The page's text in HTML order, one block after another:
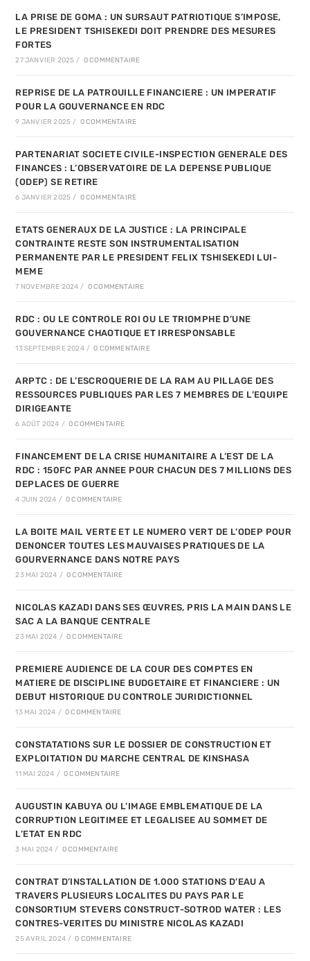
LA PRISE DE GOMA : UN SURSAUT PATRIOTIQUE S’IMPOSE,
LE PRESIDENT TSHISEKEDI DOIT PRENDRE DES MESURES
FORTES
27 JANVIER 2025 / 0 COMMENTAIRE
REPRISE DE LA PATROUILLE FINANCIERE : UN IMPERATIF
POUR LA GOUVERNANCE EN RDC
9 JANVIER 2025 / 0 COMMENTAIRE
PARTENARIAT SOCIETE CIVILE-INSPECTION GENERALE DES
FINANCES : L’OBSERVATOIRE DE LA DEPENSE PUBLIQUE
(ODEP) SE RETIRE
6 JANVIER 2025 / 0 COMMENTAIRE
ETATS GENERAUX DE LA JUSTICE : LA PRINCIPALE
CONTRAINTE RESTE SON INSTRUMENTALISATION
PERMANENTE PAR LE PRESIDENT FELIX TSHISEKEDI LUI-
MEME
7 NOVEMBRE 2024 / 0 COMMENTAIRE
RDC : OU LE CONTROLE ROI OU LE TRIOMPHE D’UNE
GOUVERNANCE CHAOTIQUE ET IRRESPONSABLE
13 SEPTEMBRE 2024 / 0 COMMENTAIRE
ARPTC : DE L’ESCROQUERIE DE LA RAM AU PILLAGE DES
RESSOURCES PUBLIQUES PAR LES 7 MEMBRES DE L’EQUIPE
DIRIGEANTE
6 AOÛT 2024 / 0 COMMENTAIRE
FINANCEMENT DE LA CRISE HUMANITAIRE A L’EST DE LA
RDC : 150FC PAR ANNEE POUR CHACUN DES 7 MILLIONS DES
DEPLACES DE GUERRE
4 JUIN 2024 / 0 COMMENTAIRE
LA BOITE MAIL VERTE ET LE NUMERO VERT DE L’ODEP POUR
DENONCER TOUTES LES MAUVAISES PRATIQUES DE LA
GOURVERNANCE DANS NOTRE PAYS
23 MAI 2024 / 0 COMMENTAIRE
NICOLAS KAZADI DANS SES ŒUVRES, PRIS LA MAIN DANS LE
SAC A LA BANQUE CENTRALE
23 MAI 2024 / 0 COMMENTAIRE
PREMIERE AUDIENCE DE LA COUR DES COMPTES EN
MATIERE DE DISCIPLINE BUDGETAIRE ET FINANCIERE : UN
DEBUT HISTORIQUE DU CONTROLE JURIDICTIONNEL
13 MAI 2024 / 0 COMMENTAIRE
CONSTATATIONS SUR LE DOSSIER DE CONSTRUCTION ET
EXPLOITATION DU MARCHE CENTRAL DE KINSHASA
11 MAI 2024 / 0 COMMENTAIRE
AUGUSTIN KABUYA OU L’IMAGE EMBLEMATIQUE DE LA
CORRUPTION LEGITIMEE ET LEGALISEE AU SOMMET DE
L’ETAT EN RDC
3 MAI 2024 / 0 COMMENTAIRE
CONTRAT D’INSTALLATION DE 1.000 STATIONS D’EAU A
TRAVERS PLUSIEURS LOCALITES DU PAYS PAR LE
CONSORTIUM STEVERS CONSTRUCT-SOTROD WATER : LES
CONTRES-VERITES DU MINISTRE NICOLAS KAZADI
25 AVRIL 2024 / 0 COMMENTAIRE